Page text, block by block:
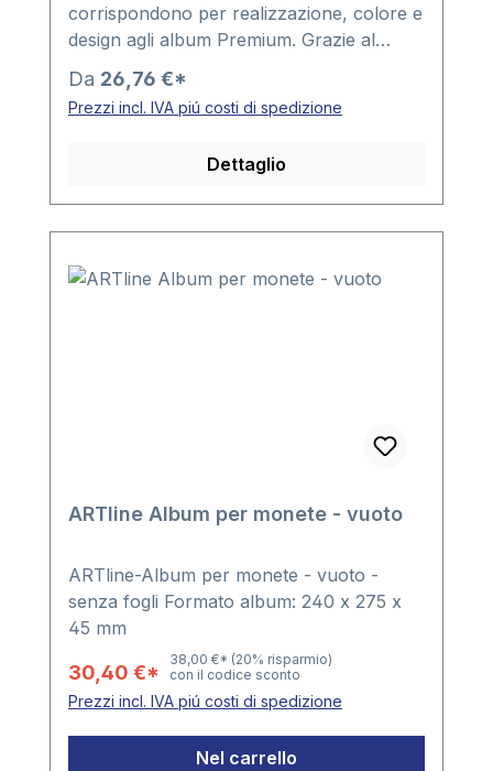
corrispondono per realizzazione, colore e
design agli album Premium. Grazie al
dorso di piú di 70 mm hanno una grande
capacità e sono l'album ideale, anche per
i set di monete o per la collezione in
senza contenuto, metti insieme il tuo
album. Meccanismo a 4 anelli
supplementari Premium si inseriscono
Da 26,76 €*
Prezzi incl. IVA piú costi di spedizione
Dettaglio
ARTline Album per monete - vuoto
ARTline-Album per monete - vuoto -
senza fogli Formato album: 240 x 275 x
45 mm
30,40 €*
38,00 €* (20% risparmio)
con il codice sconto
Prezzi incl. IVA piú costi di spedizione
Nel carrello